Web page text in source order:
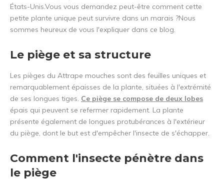
États-Unis.Vous vous demandez peut-être comment cette
petite plante unique peut survivre dans un marais ?Nous
sommes heureux de vous l'expliquer dans ce blog.
Le piège et sa structure
Les pièges du Attrape mouches sont des feuilles uniques et
remarquablement épaisses de la plante, situées à l'extrémité
de ses longues tiges. Ce piège se compose de deux lobes
épais qui peuvent se refermer rapidement. La plante
présente également de longues protubérances à l'extérieur
du piège, dont le but est d'empêcher l'insecte de s'échapper.
Comment l'insecte pénètre dans
le piège